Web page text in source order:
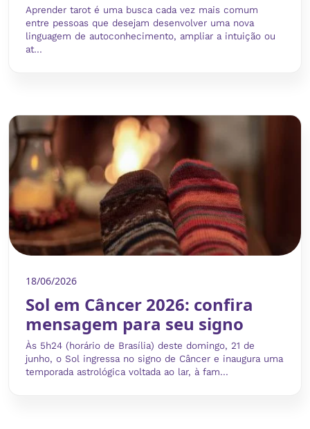
Aprender tarot é uma busca cada vez mais comum
entre pessoas que desejam desenvolver uma nova
linguagem de autoconhecimento, ampliar a intuição ou
at...
18/06/2026
Sol em Câncer 2026: confira
mensagem para seu signo
Às 5h24 (horário de Brasília) deste domingo, 21 de
junho, o Sol ingressa no signo de Câncer e inaugura uma
temporada astrológica voltada ao lar, à fam...